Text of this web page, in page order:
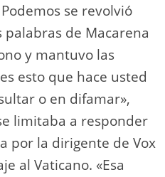
se revolvió
de Macarena
y mantuvo las
esto que hace usted
o en difamar»,
limitaba a responder
por la dirigente de Vox
al Vaticano. «Esa